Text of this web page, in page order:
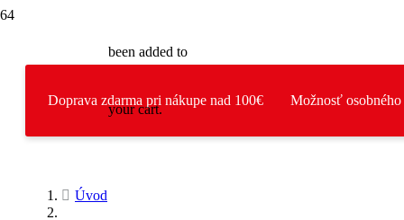
been added to
your cart.
Doprava zdarma pri nákupe nad 100€ Možnosť osobného
Úvod